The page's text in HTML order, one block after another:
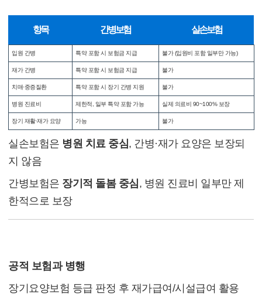
항목 간병보험 실손보험
입원 간병 특약 포함 시 보험금 지급 불가 (입원비 포함 일부만 가능)
재가 간병 특약 포함 시 보험금 지급 불가
치매·중증질환 특약 포함 시 장기 간병 지원 불가
병원 진료비 제한적, 일부 특약 포함 가능 실제 의료비 90~100% 보장
장기 재활·재가 요양 가능 불가
실손보험은 병원 치료 중심 , 간병·재가 요양은 보장되
지 않음
간병보험은 장기적 돌봄 중심 , 병원 진료비 일부만 제
한적으로 보장
공적 보험과 병행
장기요양보험 등급 판정 후 재가급여/시설급여 활용